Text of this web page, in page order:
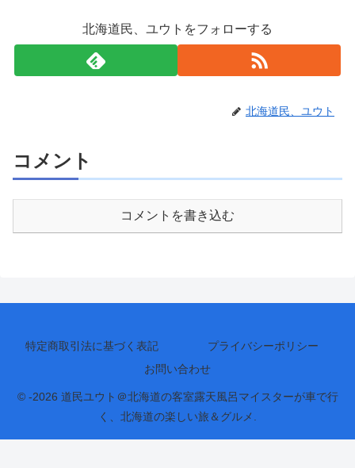
北海道民、ユウトをフォローする
北海道民、ユウト
コメント
コメントを書き込む
特定商取引法に基づく表記
プライバシーポリシー
お問い合わせ
© -2026 道民ユウト＠北海道の客室露天風呂マイスターが車で行
く、北海道の楽しい旅＆グルメ.